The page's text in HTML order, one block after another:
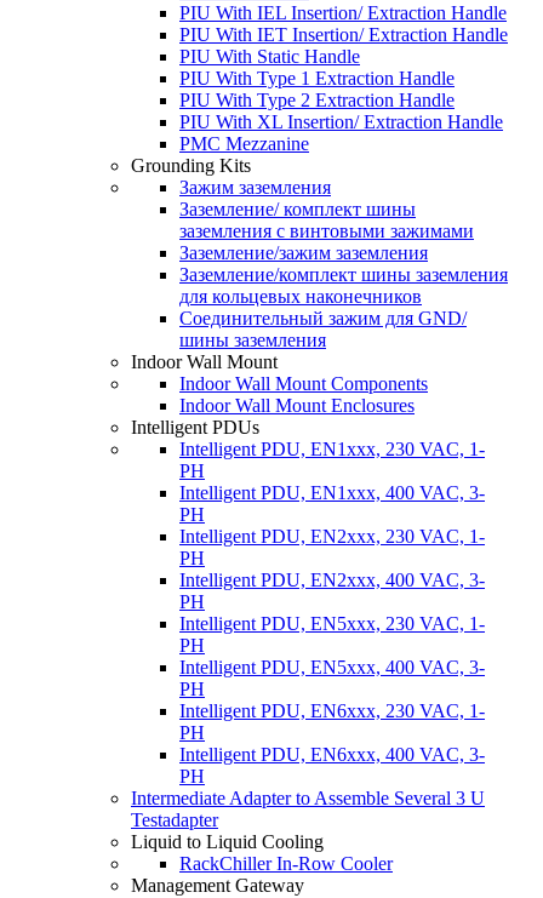
PIU With IEL Insertion/ Extraction Handle
PIU With IET Insertion/ Extraction Handle
PIU With Static Handle
PIU With Type 1 Extraction Handle
PIU With Type 2 Extraction Handle
PIU With XL Insertion/ Extraction Handle
PMC Mezzanine
Grounding Kits
Зажим заземления
Заземление/ комплект шины
заземления с винтовыми зажимами
Заземление/зажим заземления
Заземление/комплект шины заземления
для кольцевых наконечников
Соединительный зажим для GND/
шины заземления
Indoor Wall Mount
Indoor Wall Mount Components
Indoor Wall Mount Enclosures
Intelligent PDUs
Intelligent PDU, EN1xxx, 230 VAC, 1-
PH
Intelligent PDU, EN1xxx, 400 VAC, 3-
PH
Intelligent PDU, EN2xxx, 230 VAC, 1-
PH
Intelligent PDU, EN2xxx, 400 VAC, 3-
PH
Intelligent PDU, EN5xxx, 230 VAC, 1-
PH
Intelligent PDU, EN5xxx, 400 VAC, 3-
PH
Intelligent PDU, EN6xxx, 230 VAC, 1-
PH
Intelligent PDU, EN6xxx, 400 VAC, 3-
PH
Intermediate Adapter to Assemble Several 3 U
Testadapter
Liquid to Liquid Cooling
RackChiller In-Row Cooler
Management Gateway